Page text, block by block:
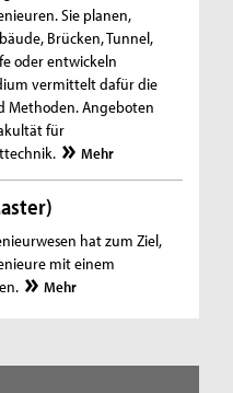
Sie planen,
Brücken, Tunnel,
oder entwickeln
vermittelt dafür die
Methoden. Angeboten
für
Mehr
hat zum Ziel,
mit einem
Mehr